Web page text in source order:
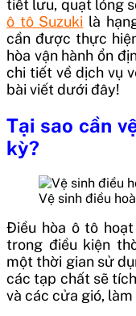
tiết lưu, quạt lóng
ô tô Suzuki là
cần được thực
hòa vận hành ổn
chi tiết về dịch vụ
bài viết dưới đây!
Tại sao cần
kỳ?
Vệ sinh điều
Điều hòa ô tô
trong điều kiện
một thời gian sử
các tạp chất sẽ
và các cửa gió,